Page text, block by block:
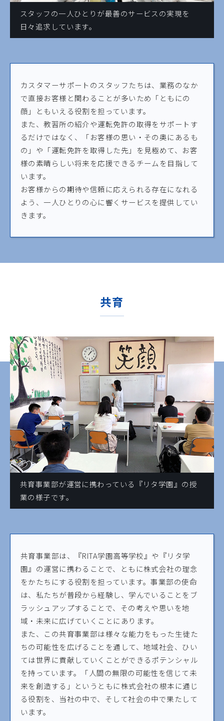
スタッフの一人ひとりが最善のサービスの実現を
日々追求しています。
カスタマーサポートのスタッフたちは、業務のなか
で直接お客様と関わることが多いため「ともにの
顔」ともいえる役割を担っています。
また、教習所の紹介や運転免許の取得をサポートす
るだけではなく、「お客様の思い・その奥にあるも
の」や「運転免許を取得した先」を見極めて、お客
様の素晴らしい将来を応援できるチームを目指して
います。
お客様からの期待や信頼に応えられる存在になれる
よう、一人ひとりの心に響くサービスを提供してい
きます。
共育
共育事業部が運営に携わっている『リタ学園』の授
業の様子です。
共育事業部は、『RITA学園高等学校』や『リタ学
園』の運営に携わることで、ともに株式会社の理念
をかたちにする役割を担っています。事業部の使命
は、私たちが普段から経験し、学んでいることをブ
ラッシュアップすることで、その考えや思いを地
域・未来に広げていくことにあります。
また、この共育事業部は様々な能力をもった生徒た
ちの可能性を広げることを通して、地域社会、ひい
ては世界に貢献していくことができるポテンシャル
を持っています。「人間の無限の可能性を信じて未
来を創造する」というともに株式会社の根本に通じ
る役割を、当社の中で、そして社会の中で果たして
います。